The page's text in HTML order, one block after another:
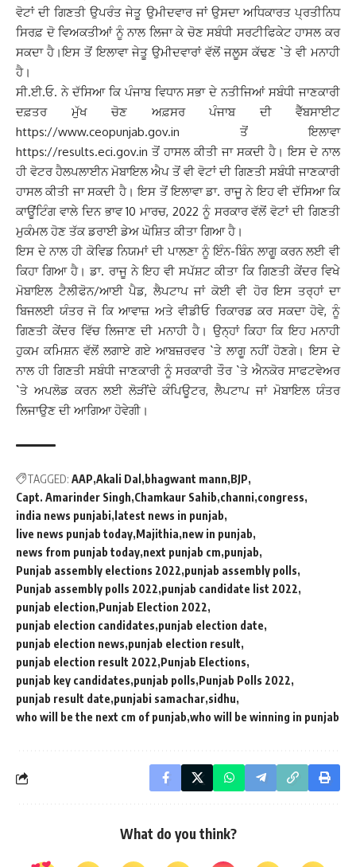
ਵੋਟਾਂ ਦੀ ਗਿਣਤੀ ਉਪਰੰਤ ਜੇਤੂ ਉਮੀਦਵਾਰ ਜਾਂ ਉਸਦਾ ਅਧਿਕਾਰਤ ਪ੍ਰਤੀਨਿਧ
ਸਿਰਫ਼ ਦੋ ਵਿਅਕਤੀਆਂ ਨੂੰ ਨਾਲ ਲਿਜਾ ਕੇ ਚੋਣ ਸਬੰਧੀ ਸਰਟੀਫਿਕੇਟ ਹਾਸਲ ਕਰ
ਸਕਦਾ ਹੈ।ਇਸ ਤੋਂ ਇਲਾਵਾ ਜੇਤੂ ਉਮੀਦਵਾਰਾਂ ਵੱਲੋਂ ਜਲੂਸ ਕੱਢਣ `ਤੇ ਵੀ ਮਨਾਹੀ
ਹੈ।
ਸੀ.ਈ.ਓ. ਨੇ ਦੱਸਿਆ ਕਿ ਪੰਜਾਬ ਵਿਧਾਨ ਸਭਾ ਦੇ ਨਤੀਜਿਆਂ ਸਬੰਧੀ ਜਾਣਕਾਰੀ
ਦਫ਼ਤਰ ਮੁੱਖ ਚੋਣ ਅਫ਼ਸਰ ਪੰਜਾਬ ਦੀ ਵੈੱਬਸਾਈਟ
https://www.ceopunjab.gov.in ਤੋਂ ਇਲਾਵਾ
https://results.eci.gov.in ਤੋਂ ਹਾਸਲ ਕੀਤੀ ਜਾ ਸਕਦੀ ਹੈ। ਇਸ ਦੇ ਨਾਲ
ਹੀ ਵੋਟਰ ਹੈਲਪਲਾਈਨ ਮੋਬਾਇਲ ਐਪ ਤੋਂ ਵੀ ਵੋਟਾਂ ਦੀ ਗਿਣਤੀ ਸਬੰਧੀ ਜਾਣਕਾਰੀ
ਹਾਸਲ ਕੀਤੀ ਜਾ ਸਕਦੀ ਹੈ। ਇਸ ਤੋਂ ਇਲਾਵਾ ਡਾ. ਰਾਜੂ ਨੇ ਇਹ ਵੀ ਦੱਸਿਆ ਕਿ
ਕਾਊਂਟਿੰਗ ਵਾਲੇ ਦਿਨ ਭਾਵ 10 ਮਾਰਚ, 2022 ਨੂੰ ਸਰਕਾਰ ਵੱਲੋਂ ਵੋਟਾਂ ਦੀ ਗਿਣਤੀ
ਮੁਕੰਮਲ ਹੋਣ ਤੱਕ ਡਰਾਈ ਡੇਅ ਘੋਸ਼ਿਤ ਕੀਤਾ ਗਿਆ ਹੈ।
ਇਸ ਦੇ ਨਾਲ ਹੀ ਕੋਵਿਡ ਨਿਯਮਾਂ ਦੀ ਪਾਲਣਾ ਨੂੰ ਇੰਨ-ਬਿੰਨ ਲਾਗੂ ਕਰਨ ਲਈ ਵੀ
ਕਿਹਾ ਗਿਆ ਹੈ। ਡਾ. ਰਾਜੂ ਨੇ ਇਹ ਵੀ ਸਪੱਸ਼ਟ ਕੀਤਾ ਕਿ ਗਿਣਤੀ ਕੇਂਦਰ ਵਿਖੇ
ਮੋਬਾਇਲ ਟੈਲੀਫੋਨ/ਆਈ ਪੈਡ, ਲੈਪਟਾਪ ਜਾਂ ਕੋਈ ਵੀ ਹੋਰ ਇਸ ਤਰ੍ਹਾਂ ਦਾ
ਬਿਜਲਈ ਯੰਤਰ ਜੋ ਕਿ ਆਵਾਜ਼ ਅਤੇ ਵੀਡੀਓ ਰਿਕਾਰਡ ਕਰ ਸਕਦਾ ਹੋਵੇ, ਨੂੰ
ਗਿਣਤੀ ਕੇਂਦਰ ਵਿੱਚ ਲਿਜਾਣ ਦੀ ਮਨਾਹੀ ਹੈ। ਉਨ੍ਹਾਂ ਕਿਹਾ ਕਿ ਇਹ ਮਨਾਹੀ
ਹੁਕਮ ਕਮਿਸ਼ਨ ਵੱਲੋਂ ਲਗਾਏ ਗਏ ਆਬਜ਼ਰਵਰ `ਤੇ ਲਾਗੂ ਨਹੀਂ ਹੋਣਗੇ। ਇਸ ਦੇ
ਨਾਲ ਹੀ ਗਿਣਤੀ ਸਬੰਧੀ ਜਾਣਕਾਰੀ ਨੂੰ ਸਰਕਾਰੀ ਤੌਰ `ਤੇ ਐਨਕੋਰ ਸਾਫਟਵੇਅਰ
`ਤੇ ਅਪਲੋਡ ਕਰਨ ਲਈ ਲੋੜੀਂਦੇ ਕੰਪਿਊਟਰ, ਲੈਪਟਾਪ ਜਾਂ ਮੋਬਾਇਲ ਯੰਤਰ
ਲਿਜਾਉਣ ਦੀ ਆਗਿਆ ਹੋਵੇਗੀ।
TAGGED: AAP Akali Dal bhagwant mann BJP
Capt. Amarinder Singh Chamkaur Sahib channi congress
india news punjabi latest news in punjab
live news punjab today Majithia new in punjab
news from punjab today next punjab cm punjab
Punjab assembly elections 2022 punjab assembly polls
Punjab assembly polls 2022 punjab candidate list 2022
punjab election Punjab Election 2022
punjab election candidates punjab election date
punjab election news punjab election result
punjab election result 2022 Punjab Elections
punjab key candidates punjab polls Punjab Polls 2022
punjab result date punjabi samachar sidhu
who will be the next cm of punjab who will be winning in punjab
What do you think?